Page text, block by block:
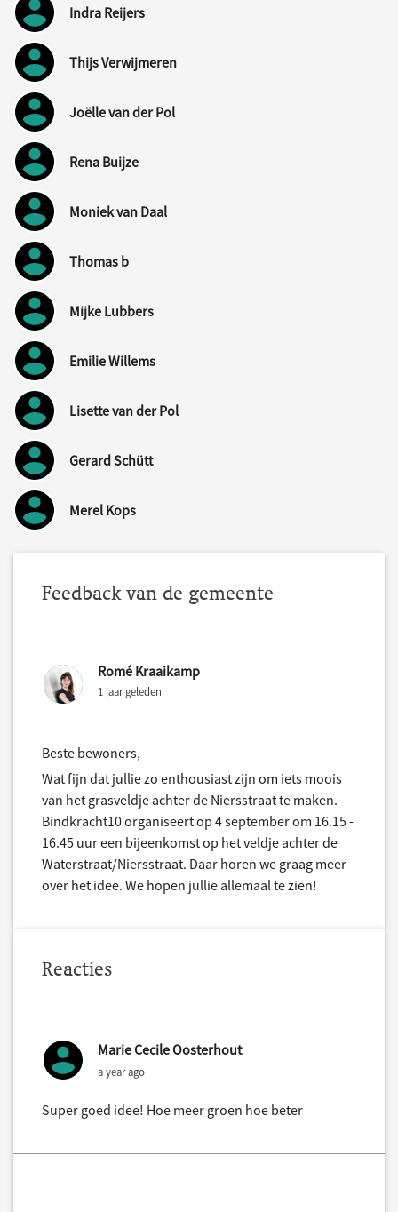
Indra Reijers
Thijs Verwijmeren
Joëlle van der Pol
Rena Buijze
Moniek van Daal
Thomas b
Mijke Lubbers
Emilie Willems
Lisette van der Pol
Gerard Schütt
Merel Kops
Feedback van de gemeente
Romé Kraaikamp
1 jaar geleden
Beste bewoners,
Wat fijn dat jullie zo enthousiast zijn om iets moois
van het grasveldje achter de Niersstraat te maken.
Bindkracht10 organiseert op 4 september om 16.15 -
16.45 uur een bijeenkomst op het veldje achter de
Waterstraat/Niersstraat. Daar horen we graag meer
over het idee. We hopen jullie allemaal te zien!
Reacties
Marie Cecile Oosterhout
a year ago
Super goed idee! Hoe meer groen hoe beter